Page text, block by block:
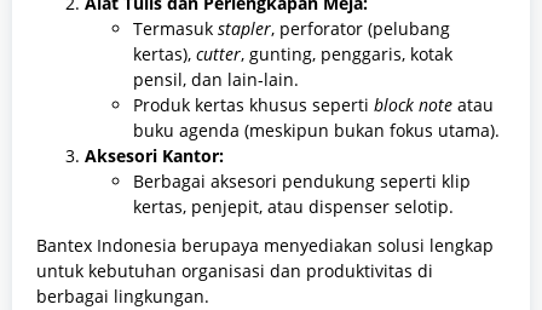
Termasuk stapler, perforator (pelubang
kertas), cutter, gunting, penggaris, kotak
pensil, dan lain-lain.
Produk kertas khusus seperti block note atau
buku agenda (meskipun bukan fokus utama).
Aksesori Kantor:
Berbagai aksesori pendukung seperti klip
kertas, penjepit, atau dispenser selotip.
Bantex Indonesia berupaya menyediakan solusi lengkap
untuk kebutuhan organisasi dan produktivitas di
berbagai lingkungan.